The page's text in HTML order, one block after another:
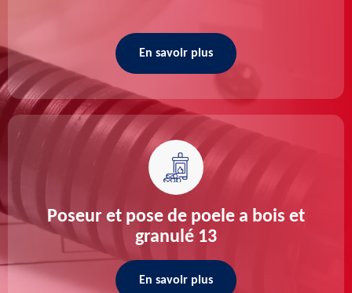
En savoir plus
Poseur et pose de poele a bois et
granulé 13
En savoir plus